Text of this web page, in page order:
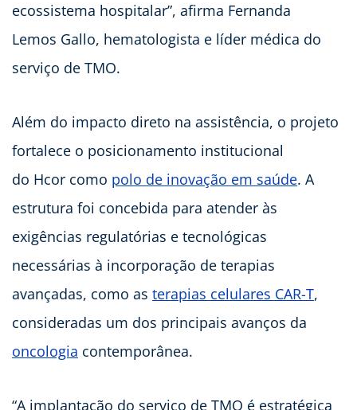
ecossistema hospitalar”, afirma Fernanda
Lemos Gallo, hematologista e líder médica do
serviço de TMO.
Além do impacto direto na assistência, o projeto
fortalece o posicionamento institucional
do Hcor como polo de inovação em saúde. A
estrutura foi concebida para atender às
exigências regulatórias e tecnológicas
necessárias à incorporação de terapias
avançadas, como as terapias celulares CAR-T,
consideradas um dos principais avanços da
oncologia contemporânea.
“A implantação do serviço de TMO é estratégica